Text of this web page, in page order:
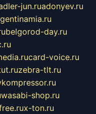
jun.ruadonyev.ru
belgorod-day.ru
card-voice.ru
zebra-tlt.ru
wasabi-shop.ru
x-ton.ru